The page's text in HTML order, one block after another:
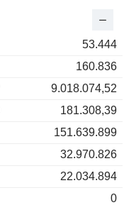
53.444
160.836
9.018.074,52
181.308,39
151.639.899
32.970.826
22.034.894
0